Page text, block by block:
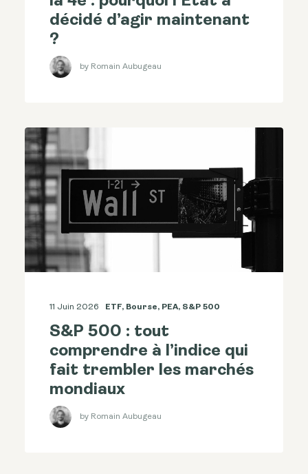
décidé d’agir maintenant
?
by Romain Aubugeau
11 Juin 2026 ETF, Bourse, PEA, S&p 500
S&P 500 : tout
comprendre à l’indice qui
fait trembler les marchés
mondiaux
by Romain Aubugeau